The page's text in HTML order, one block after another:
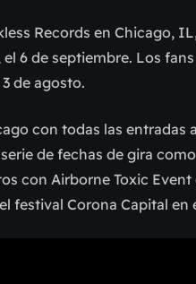
Records en Chicago,
6 de septiembre. Los
de agosto.
con todas las
de fechas de gira
con Airborne Toxic
festival Corona Capital en